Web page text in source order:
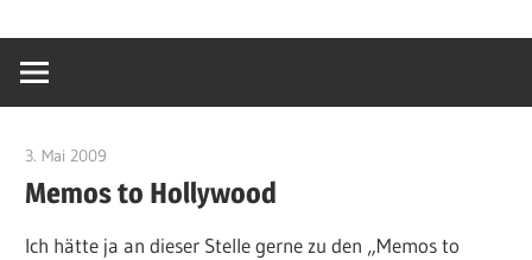
3. Mai 2009
Memos to Hollywood
Ich hätte ja an dieser Stelle gerne zu den „Memos to